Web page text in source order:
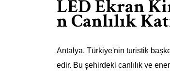
LED Ekran
n Canlılık
Antalya, Türkiye'nin turistik
edir. Bu şehirdeki canlılık ve